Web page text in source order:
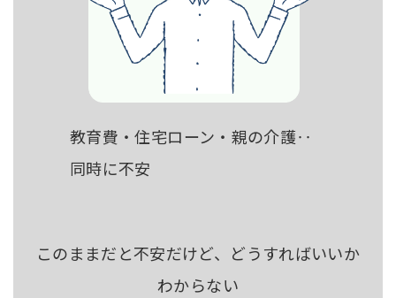
教育費・住宅ローン・親の介護‥
同時に不安
このままだと不安だけど、どうすればいいか
わからない